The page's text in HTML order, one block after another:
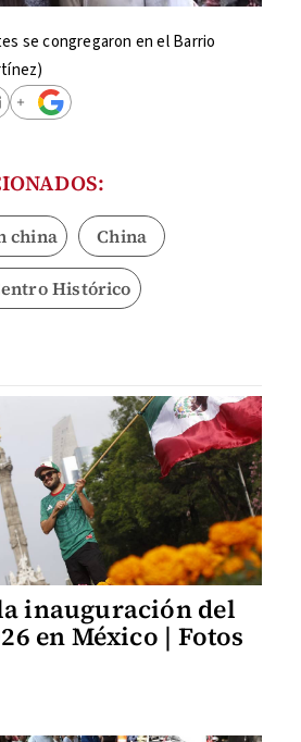
se congregaron en el Barrio
china China
Histórico
inauguración del
en México | Fotos